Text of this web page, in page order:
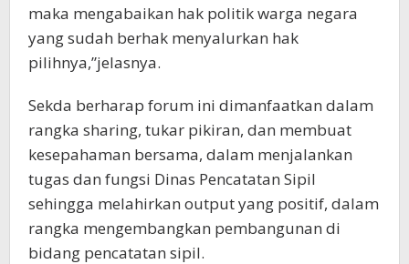
maka mengabaikan hak politik warga negara
yang sudah berhak menyalurkan hak
pilihnya,”jelasnya.
Sekda berharap forum ini dimanfaatkan dalam
rangka sharing, tukar pikiran, dan membuat
kesepahaman bersama, dalam menjalankan
tugas dan fungsi Dinas Pencatatan Sipil
sehingga melahirkan output yang positif, dalam
rangka mengembangkan pembangunan di
bidang pencatatan sipil.